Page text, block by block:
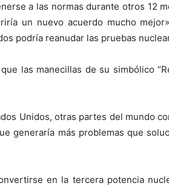
a las normas durante otros 12
un nuevo acuerdo mucho
podría reanudar las pruebas
las manecillas de su simbólico
Unidos, otras partes del mundo
generaría más problemas que
en la tercera potencia